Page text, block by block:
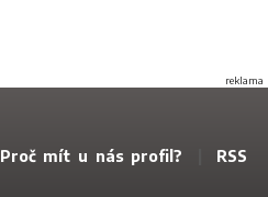
reklama
Proč mít u nás profil?
RSS